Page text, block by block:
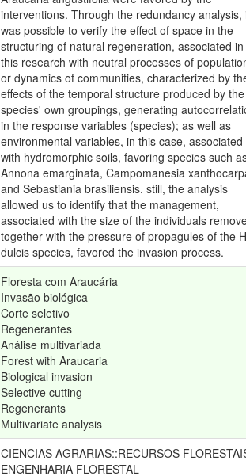
interventions. Through the redundancy analysis,
was possible to verify the effect of space in the
structuring of natural regeneration, associated in
this research with neutral processes of
or dynamics of communities, characterized by
effects of the temporal structure produced by the
species' own groupings, generating
in the response variables (species); as well as
environmental variables, in this case, associated
with hydromorphic soils, favoring species such
Annona emarginata, Campomanesia
and Sebastiania brasiliensis. still, the analysis
allowed us to identify that the management,
associated with the size of the individuals
together with the pressure of propagules of the
dulcis species, favored the invasion process.
Floresta com Araucária
Invasão biológica
Corte seletivo
Regenerantes
Análise multivariada
Forest with Araucaria
Biological invasion
Selective cutting
Regenerants
Multivariate analysis
CIENCIAS AGRARIAS::RECURSOS
ENGENHARIA FLORESTAL